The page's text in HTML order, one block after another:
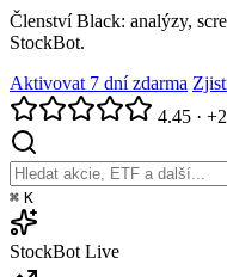
Členství Black: analýzy,
StockBot.
Aktivovat 7 dní zdarma
4.45 ·
⌘ K
StockBot Live